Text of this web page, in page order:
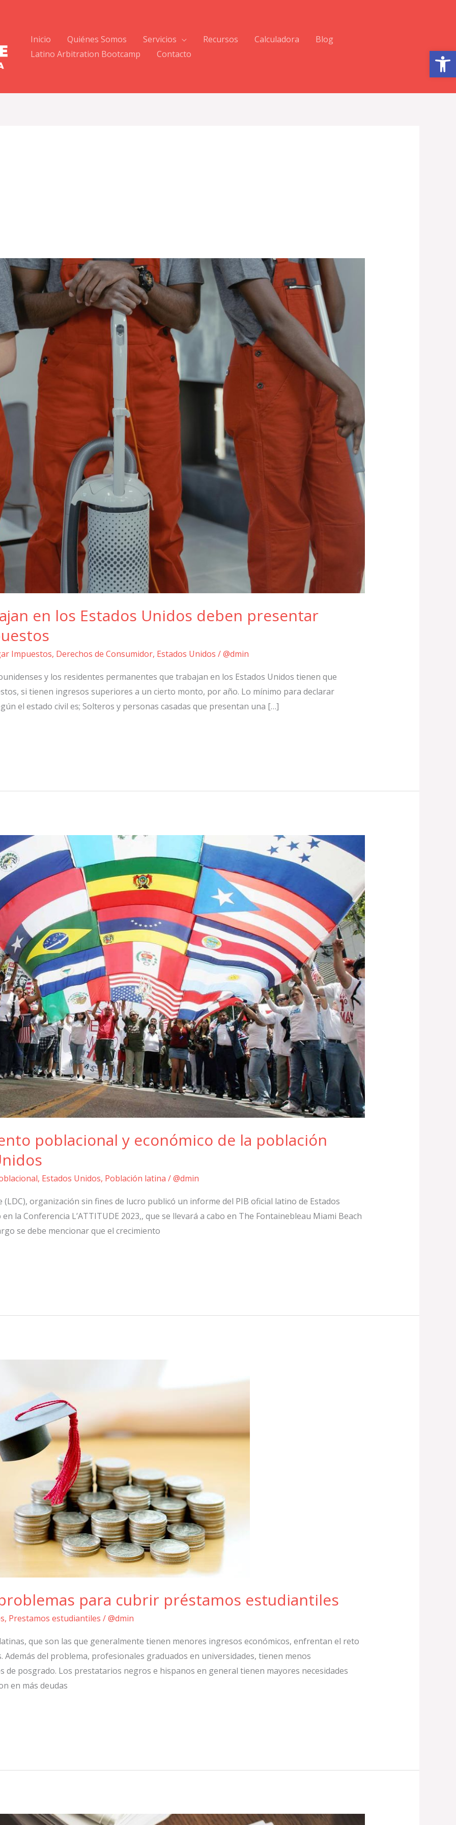
Abrir barra de herramientas
Inicio Quiénes Somos Servicios Recursos Calculadora
Blog
Latino Arbitration Bootcamp
Contacto
en los Estados Unidos deben presentar
Impuestos, Derechos de Consumidor, Estados Unidos /@dmin
y los residentes permanentes que trabajan en los Estados Unidos tienen que
si tienen ingresos superiores a un cierto monto, por año. Lo mínimo para declarar
el estado civil es; Solteros y personas casadas que presentan una […]
poblacional y económico de la población
, Estados Unidos, Población latina /@dmin
organización sin fines de lucro publicó un informe del PIB oficial latino de Estados
la Conferencia L’ATTITUDE 2023,, que se llevará a cabo en The Fontainebleau Miami Beach
se debe mencionar que el crecimiento
para cubrir préstamos estudiantiles
, Prestamos estudiantiles /@dmin
que son las que generalmente tienen menores ingresos económicos, enfrentan el reto
del problema, profesionales graduados en universidades, tienen menos
posgrado. Los prestatarios negros e hispanos en general tienen mayores necesidades
en más deudas